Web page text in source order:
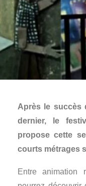
Après le succès
dernier, le
propose cette
courts métrages
Entre animation